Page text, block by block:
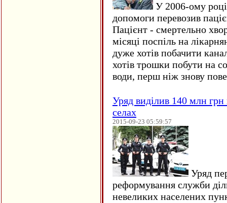
У 2006-ому році
допомоги перевозив
Пацієнт - смертельно
місяці поспіль на
дуже хотів побачити
хотів трошки побути на
води, перш ніж знову
Уряд виділив 140 млн
селах
2015-09-23 05:59:57
Уряд
реформування служби
невеликих населених